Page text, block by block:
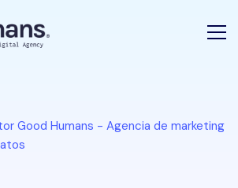
Good Humans - Agencia de marketing